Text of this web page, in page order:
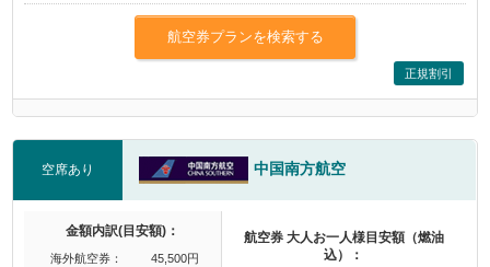
航空券プランを検索する
正規割引
空席あり 中国南方航空
金額内訳(目安額)：
海外航空券：
45,500円
航空券 大人お一人様目安額（燃油
込）：